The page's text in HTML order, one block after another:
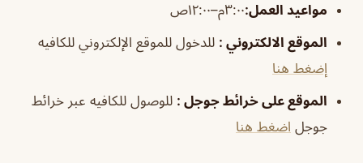
مواعيد العمل:٣:٠٠م–١٢:٠٠ص
الموقع الالكتروني : للدخول للموقع الإلكتروني للكافيه
إضغط هنا
الموقع على خرائط جوجل : للوصول للكافيه عبر خرائط
جوجل اضغط هنا